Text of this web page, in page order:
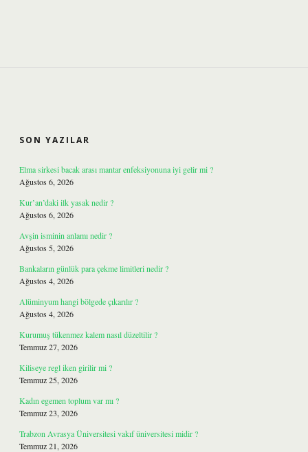
SON YAZILAR
Elma sirkesi bacak arası mantar enfeksiyonuna iyi gelir mi ?
Ağustos 6, 2026
Kur’an’daki ilk yasak nedir ?
Ağustos 6, 2026
Avşin isminin anlamı nedir ?
Ağustos 5, 2026
Bankaların günlük para çekme limitleri nedir ?
Ağustos 4, 2026
Alüminyum hangi bölgede çıkarılır ?
Ağustos 4, 2026
Kurumuş tükenmez kalem nasıl düzeltilir ?
Temmuz 27, 2026
Kiliseye regl iken girilir mi ?
Temmuz 25, 2026
Kadın egemen toplum var mı ?
Temmuz 23, 2026
Trabzon Avrasya Üniversitesi vakıf üniversitesi midir ?
Temmuz 21, 2026